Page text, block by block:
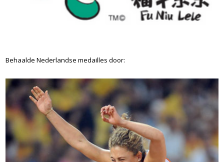
Behaalde Nederlandse medailles door: